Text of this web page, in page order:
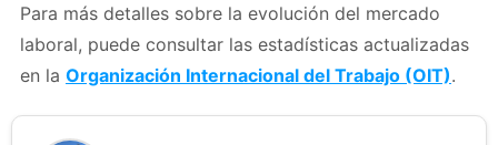
Para más detalles sobre la evolución del mercado
laboral, puede consultar las estadísticas actualizadas
en la Organización Internacional del Trabajo (OIT).